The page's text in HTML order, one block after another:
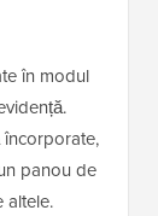
în modul
panou de
altele.